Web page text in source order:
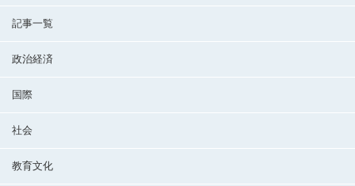
記事一覧
政治経済
国際
社会
教育文化